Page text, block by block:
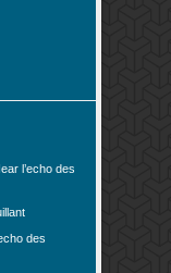
l’echo des
des